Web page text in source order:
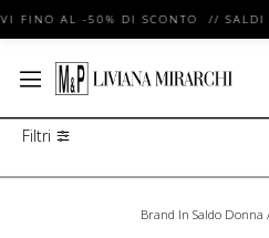
FINO AL -50% DI SCONTO //
Filtri
Brand In Saldo Donna